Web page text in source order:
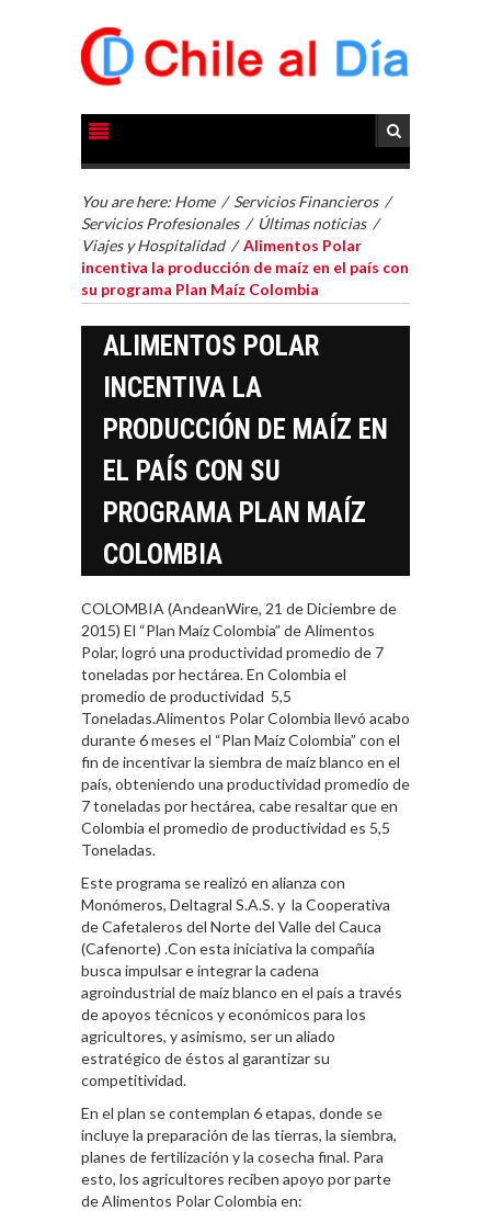
You are here: Home / Servicios Financieros /
Servicios Profesionales / Últimas noticias /
Viajes y Hospitalidad /Alimentos Polar
incentiva la producción de maíz en el país con
su programa Plan Maíz Colombia
ALIMENTOS POLAR
INCENTIVA LA
PRODUCCIÓN DE MAÍZ EN
EL PAÍS CON SU
PROGRAMA PLAN MAÍZ
COLOMBIA
COLOMBIA (AndeanWire, 21 de Diciembre de
2015) El “Plan Maíz Colombia” de Alimentos
Polar, logró una productividad promedio de 7
toneladas por hectárea. En Colombia el
promedio de productividad 5,5
Toneladas.Alimentos Polar Colombia llevó acabo
durante 6 meses el “Plan Maíz Colombia” con el
fin de incentivar la siembra de maíz blanco en el
país, obteniendo una productividad promedio de
7 toneladas por hectárea, cabe resaltar que en
Colombia el promedio de productividad es 5,5
Toneladas.
Este programa se realizó en alianza con
Monómeros, Deltagral S.A.S. y la Cooperativa
de Cafetaleros del Norte del Valle del Cauca
(Cafenorte) .Con esta iniciativa la compañía
busca impulsar e integrar la cadena
agroindustrial de maíz blanco en el país a través
de apoyos técnicos y económicos para los
agricultores, y asimismo, ser un aliado
estratégico de éstos al garantizar su
competitividad.
En el plan se contemplan 6 etapas, donde se
incluye la preparación de las tierras, la siembra,
planes de fertilización y la cosecha final. Para
esto, los agricultores reciben apoyo por parte
de Alimentos Polar Colombia en: